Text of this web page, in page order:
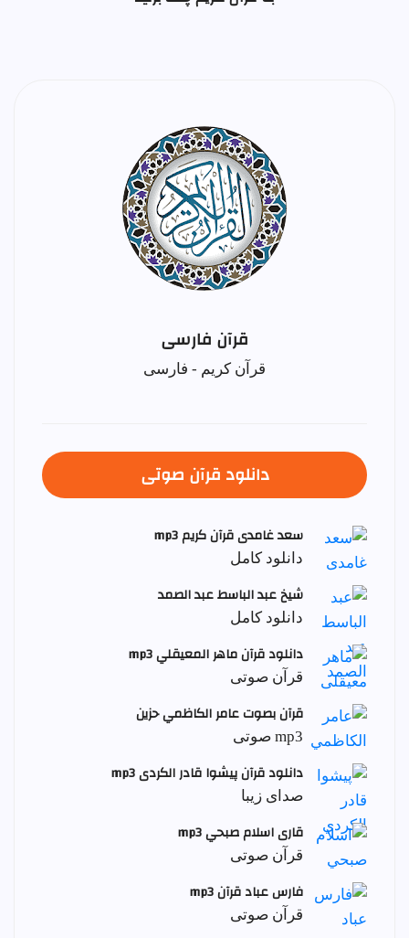
قرآن فارسی
قرآن کریم - فارسی
دانلود قرآن صوتی
سعد غامدی قرآن کریم mp3
دانلود کامل
شيخ عبد الباسط عبد الصمد
دانلود کامل
دانلود قرآن ماهر المعيقلي mp3
قرآن صوتی
قرآن بصوت عامر الكاظمي حزين
mp3 صوتی
دانلود قرآن پیشوا قادر الکردی mp3
صدای زیبا
قاری اسلام صبحي mp3
قرآن صوتی
فارس عباد قرآن mp3
قرآن صوتی